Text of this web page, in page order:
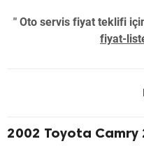
" Oto servis fiyat teklifi
fiyat-
2002 Toyota Camry